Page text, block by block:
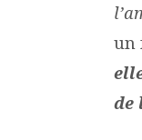
un
de